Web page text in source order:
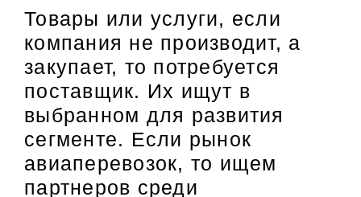
Товары или услуги, если
компания не производит, а
закупает, то потребуется
поставщик. Их ищут в
выбранном для развития
сегменте. Если рынок
авиаперевозок, то ищем
партнеров среди